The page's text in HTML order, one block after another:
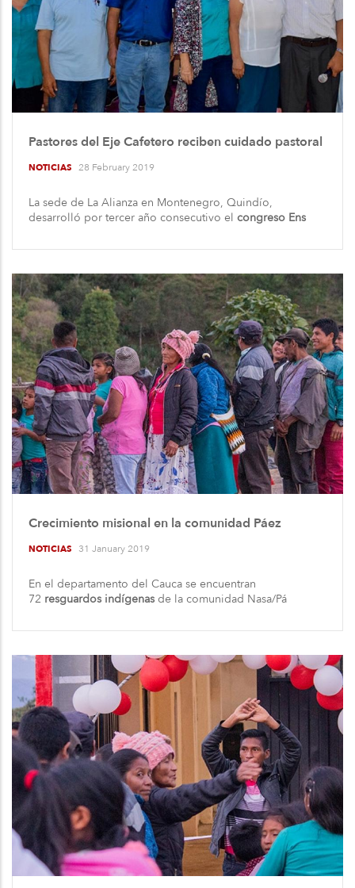
Pastores del Eje Cafetero reciben cuidado pastoral
NOTICIAS 28 February 2019
La sede de La Alianza en Montenegro, Quindío,
desarrolló por tercer año consecutivo el congreso Ens
Crecimiento misional en la comunidad Páez
NOTICIAS 31 January 2019
En el departamento del Cauca se encuentran
72 resguardos indígenas de la comunidad Nasa/Pá